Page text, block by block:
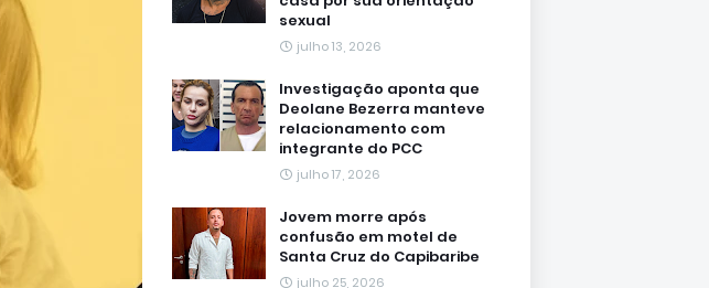
sexual
julho 13, 2026
Investigação aponta que
Deolane Bezerra manteve
relacionamento com
integrante do PCC
julho 17, 2026
Jovem morre após
confusão em motel de
Santa Cruz do Capibaribe
julho 25, 2026